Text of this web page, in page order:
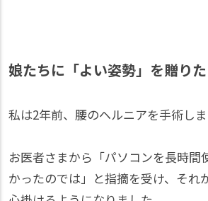
娘たちに「よい姿勢」を贈りた
私は2年前、腰のヘルニアを手術しま
お医者さまから「パソコンを長時間
かったのでは」と指摘を受け、それ